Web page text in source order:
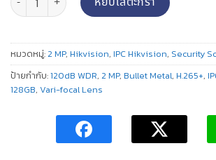
หมวดหมู่:2 MP, Hikvision, IPC Hikvision, Security
ป้ายกำกับ:120dB WDR, 2 MP, Bullet Metal, H.265+,
128GB, Vari-focal Lens